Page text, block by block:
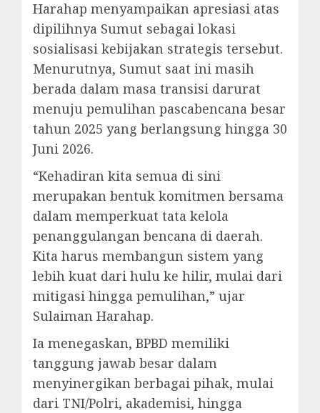
Harahap menyampaikan apresiasi atas
dipilihnya Sumut sebagai lokasi
sosialisasi kebijakan strategis tersebut.
Menurutnya, Sumut saat ini masih
berada dalam masa transisi darurat
menuju pemulihan pascabencana besar
tahun 2025 yang berlangsung hingga 30
Juni 2026.
“Kehadiran kita semua di sini
merupakan bentuk komitmen bersama
dalam memperkuat tata kelola
penanggulangan bencana di daerah.
Kita harus membangun sistem yang
lebih kuat dari hulu ke hilir, mulai dari
mitigasi hingga pemulihan,” ujar
Sulaiman Harahap.
Ia menegaskan, BPBD memiliki
tanggung jawab besar dalam
menyinergikan berbagai pihak, mulai
dari TNI/Polri, akademisi, hingga